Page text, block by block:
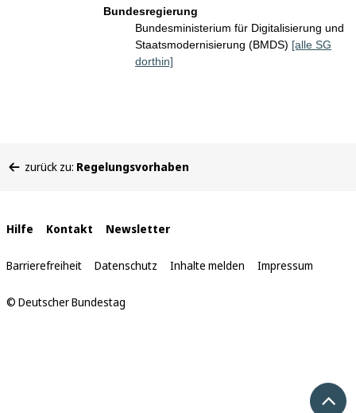
Bundesregierung
Bundesministerium für Digitalisierung und
Staatsmodernisierung (BMDS) [alle SG
dorthin]
befinden
zurück zu: Regelungsvorhaben
Interne
Links
Hilfe Kontakt Newsletter
Barrierefreiheit Datenschutz Inhalte melden Impressum
© Deutscher Bundestag